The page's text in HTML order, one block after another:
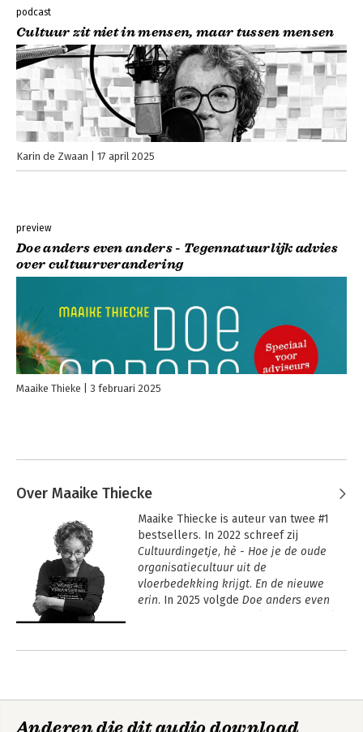
podcast
Cultuur zit niet in mensen, maar tussen mensen
Karin de Zwaan 17 april 2025
preview
Doe anders even anders - Tegennatuurlijk advies
over cultuurverandering
Maaike Thieke 3 februari 2025
Over Maaike Thiecke
Maaike Thiecke is auteur van twee #1
Cultuurdingetje, hè - Hoe je de oude
organisatiecultuur uit de
vloerbedekking krijgt. En de nieuwe
erin. In 2025 volgde Doe anders even
cultuurverandering.
5 knoppen om onnodig gelazer in
Andere boeken door Maaike